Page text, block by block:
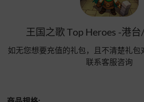
王国之歌 Top Heroes -港
如无您想要充值的礼包，且不清楚礼包
联系客服咨询